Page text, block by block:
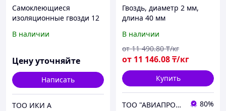
Самоклеющиеся
изоляционные гвозди 12
В наличии
Цену уточняйте
Написать
ТОО ИКИ А
Гвоздь, диаметр 2 мм,
длина 40 мм
В наличии
от 11 146.08₸/кг
от 11 490.80 ₸/кг
Купить
ТОО "АВИАПРОМСТАЛЬ" 80%